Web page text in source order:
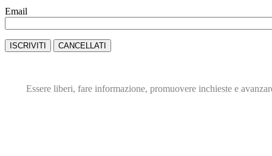
Email
Essere liberi, fare informazione, promuovere inchieste e